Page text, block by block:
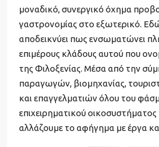
μοναδικό, συνεργικό όχημα
γαστρονομίας στο εξωτερικό.
αποδεικνύει πως ενσωματώνει
επιμέρους κλάδους αυτού που
της Φιλοξενίας. Μέσα από την
παραγωγών, βιομηχανίας,
και επαγγελματιών όλου του
επιχειρηματικού
αλλάζουμε το αφήγημα με έργα